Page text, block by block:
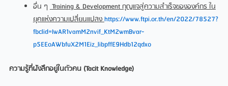
อื่น ๆTraining & Development กุญแจสู่ความสำเร็จขององค์กร ใน
ยุคแห่งความเปลี่ยนแปลงhttps://www.ftpi.or.th/en/2022/78527?
fbclid=IwAR1vamM2nvif_KtM2wmBvar-
p5EEoAWbfuX2M1Eiz_libpffE9Hdb12qdxo
ความรู้ที่ฝังลึกอยู่ในตัวคน (Tacit Knowledge)